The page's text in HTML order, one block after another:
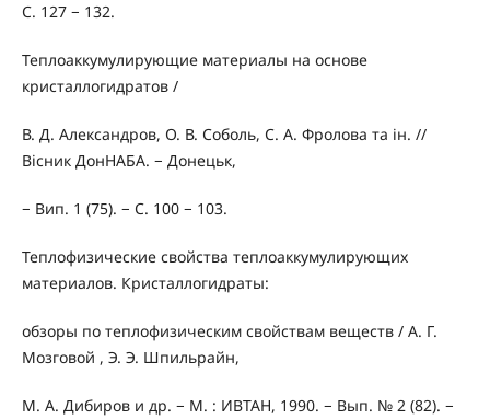
С. 127 − 132.
Теплоаккумулирующие материалы на основе
кристаллогидратов /
В. Д. Александров, О. В. Соболь, С. А. Фролова та ін. //
Вісник ДонНАБА. − Донецьк,
− Вип. 1 (75). − C. 100 − 103.
Теплофизические свойства теплоаккумулирующих
материалов. Кристаллогидраты:
обзоры по теплофизическим свойствам веществ / А. Г.
Мозговой , Э. Э. Шпильрайн,
М. А. Дибиров и др. − М. : ИВТАН, 1990. − Вып. № 2 (82). −